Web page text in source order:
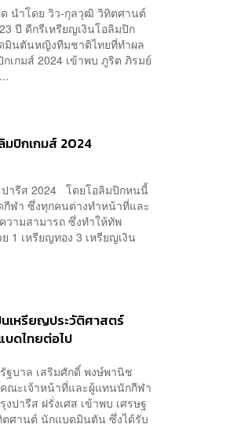
นำโดย วิว-กุลวุฒิ วิทิตศานต์
ปี ดีกรีเหรียญเงินโอลิมปิก
มินตันหญิงทีมชาติไทยที่ทำผล
เกมส์ 2024 เข้าพบ ภูริต ภิรมย์
มปิกเกมส์ 2024
ปารีส 2024 โดยโอลิมปิกหนนี้
กีฬา ซึ่งทุกคนต่างทำหน้าที่และ
วามสามารถ ซึ่งทำให้ทัพ
1 เหรียญทอง 3 เหรียญเงิน
นเหรียญประวัติศาสตร์
บดไทยต่อไป
ฐบาล เสริมศักดิ์ พงษ์พานิช
ณะเจ้าหน้าที่และผู้แทนนักกีฬา
ปารีส ฝรั่งเศส เข้าพบ เศรษฐ
ศานต์ นักแบดมินตัน ซึ่งได้รับ